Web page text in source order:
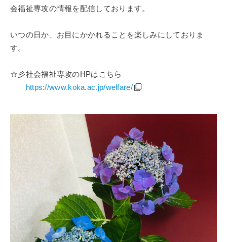
会福祉専攻の情報を配信しております。
いつの日か、お目にかかれることを楽しみにしておりま
す。
☆彡社会福祉専攻のHPはこちら
https://www.koka.ac.jp/welfare/